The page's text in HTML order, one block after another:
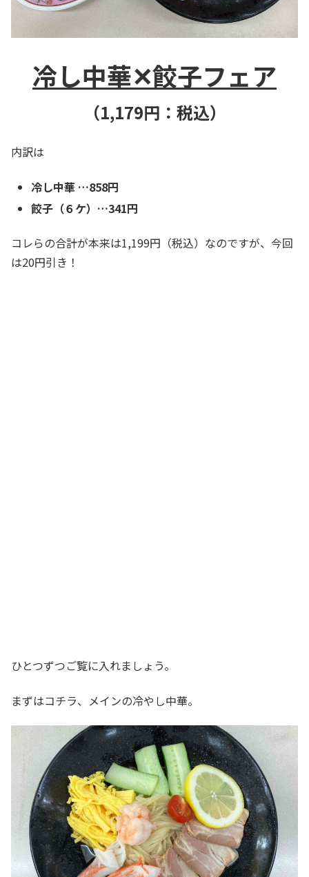
冷し中華✕餃子フェア
（1,179円：税込）
内訳は
冷し中華 …858円
餃子（６ケ）…341円
コレらの合計が本来は1,199円（税込）なのですが、今回
は20円引き！
ひとつずつご覧に入れましょう。
まずはコチラ、メインの冷やし中華。